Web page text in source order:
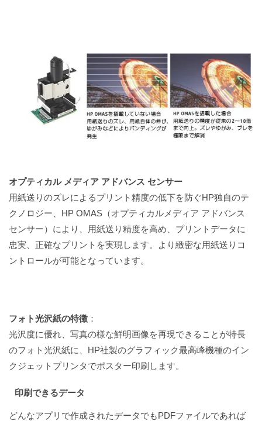
オプティカル メディア アドバンス センサー
用紙送りのズレによるプリント精度の低下を防ぐHP独自のテ
クノロジー、HP OMAS（オプティカルメディア アドバンス
センサー）により、用紙送り精度を高め、プリントデータに
忠実、正確なプリントを実現します。より緻密な用紙送りコ
ントロールが可能となっています。
フォト光沢紙の特徴 ：
光沢度に優れ、写真の様な鮮明画像を再現できることが特長
のフォト光沢紙に、HP社製のグラフィック最高峰機種のイン
クジェットプリンタでポスター印刷します。
印刷できるデータ
どんなアプリで作成されたデータでもPDFファイルであれば